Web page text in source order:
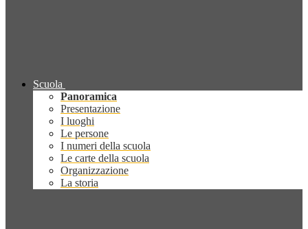
Scuola
Panoramica
Presentazione
I luoghi
Le persone
I numeri della scuola
Le carte della scuola
Organizzazione
La storia